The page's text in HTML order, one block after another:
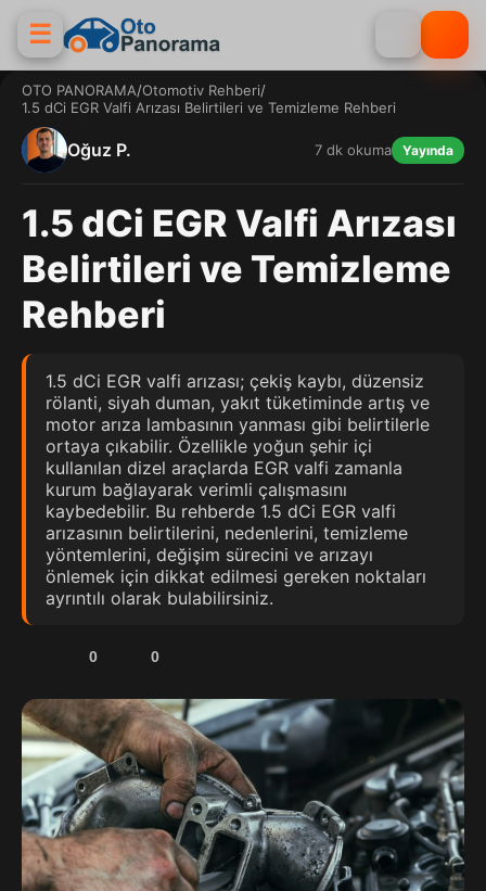
☰
OTO PANORAMA/Otomotiv Rehberi/
1.5 dCi EGR Valfi Arızası Belirtileri ve Temizleme Rehberi
Oğuz P. 7 dk okuma Yayında
1.5 dCi EGR Valfi Arızası
Belirtileri ve Temizleme
Rehberi
1.5 dCi EGR valfi arızası; çekiş kaybı, düzensiz
rölanti, siyah duman, yakıt tüketiminde artış ve
motor arıza lambasının yanması gibi belirtilerle
ortaya çıkabilir. Özellikle yoğun şehir içi
kullanılan dizel araçlarda EGR valfi zamanla
kurum bağlayarak verimli çalışmasını
kaybedebilir. Bu rehberde 1.5 dCi EGR valfi
arızasının belirtilerini, nedenlerini, temizleme
yöntemlerini, değişim sürecini ve arızayı
önlemek için dikkat edilmesi gereken noktaları
ayrıntılı olarak bulabilirsiniz.
0 0